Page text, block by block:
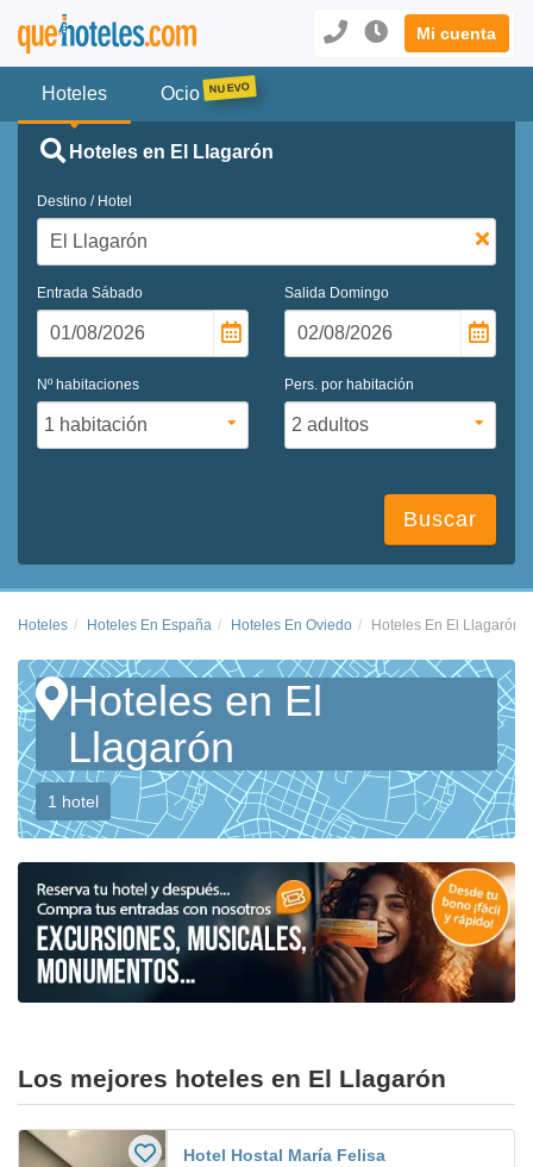
Mi cuenta
Hoteles Ocio
Hoteles en El Llagarón
Destino / Hotel
Entrada Sábado Salida Domingo
Nº habitaciones Pers. por habitación
Buscar
Hoteles Hoteles En España Hoteles En Oviedo Hoteles En El Llagarón
Hoteles en El
Llagarón
1 hotel
Los mejores hoteles en El Llagarón
Hotel Hostal María Felisa